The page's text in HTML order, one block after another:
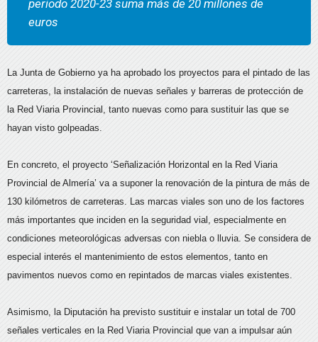
periodo 2020-23 suma más de 20 millones de
euros
La Junta de Gobierno ya ha aprobado los proyectos para el pintado de las
carreteras, la instalación de nuevas señales y barreras de protección de
la Red Viaria Provincial, tanto nuevas como para sustituir las que se
hayan visto golpeadas.
En concreto, el proyecto ‘Señalización Horizontal en la Red Viaria
Provincial de Almería’ va a suponer la renovación de la pintura de más de
130 kilómetros de carreteras. Las marcas viales son uno de los factores
más importantes que inciden en la seguridad vial, especialmente en
condiciones meteorológicas adversas con niebla o lluvia. Se considera de
especial interés el mantenimiento de estos elementos, tanto en
pavimentos nuevos como en repintados de marcas viales existentes.
Asimismo, la Diputación ha previsto sustituir e instalar un total de 700
señales verticales en la Red Viaria Provincial que van a impulsar aún